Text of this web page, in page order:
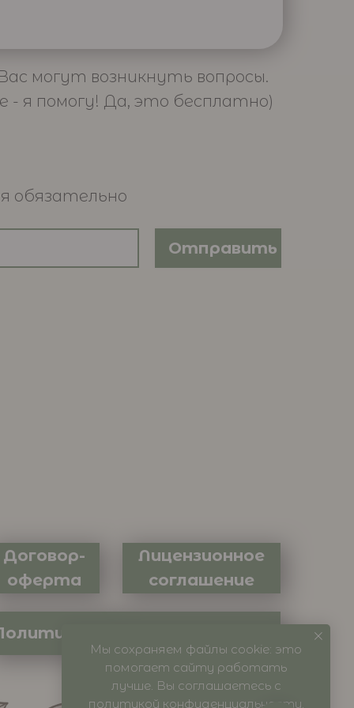
обязательно
Отправить
могут возникнуть вопросы.
я помогу! Да, это бесплатно)
Договор-
оферта
конфидециальности
Лицензионное
соглашение
Мы сохраняем файлы cookie: это
помогает сайту работать
лучше. Вы соглашаетесь с
политикой конфиденциальности.